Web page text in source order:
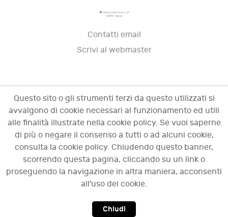
Piazza Vescovio, n. 21
00199 - Roma
Contatti email
Scrivi al webmaster
© 2009 - 2026 OCI - Osservatorio sulle crisi
d'impresa. Tutti i diritti riservati.
Questo sito o gli strumenti terzi da questo utilizzati si
avvalgono di cookie necessari al funzionamento ed utili
alle finalità illustrate nella cookie policy. Se vuoi saperne
di più o negare il consenso a tutti o ad alcuni cookie,
consulta la cookie policy. Chiudendo questo banner,
scorrendo questa pagina, cliccando su un link o
proseguendo la navigazione in altra maniera, acconsenti
all'uso dei cookie.
Chiudi